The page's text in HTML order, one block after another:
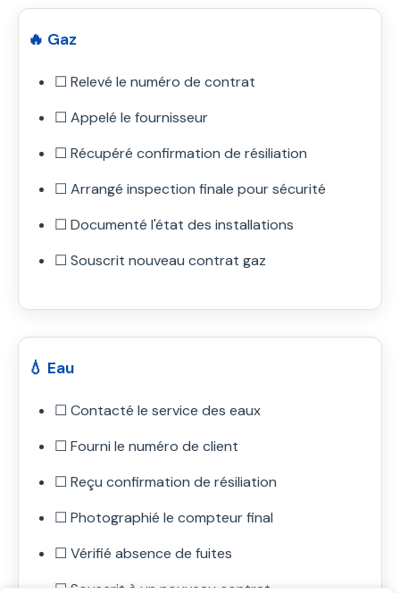
🔥 Gaz
☐ Relevé le numéro de contrat
☐ Appelé le fournisseur
☐ Récupéré confirmation de résiliation
☐ Arrangé inspection finale pour sécurité
☐ Documenté l'état des installations
☐ Souscrit nouveau contrat gaz
💧 Eau
☐ Contacté le service des eaux
☐ Fourni le numéro de client
☐ Reçu confirmation de résiliation
☐ Photographié le compteur final
☐ Vérifié absence de fuites
☐ Souscrit à un nouveau contrat